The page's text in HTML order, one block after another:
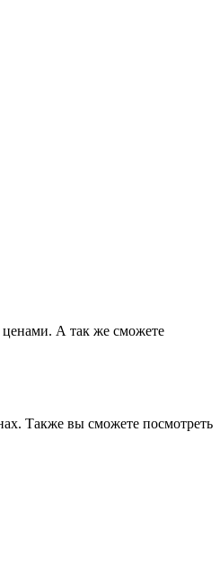
ценами. А так же сможете
Также вы сможете посмотреть